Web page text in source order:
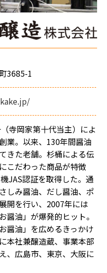
3685-1
寺岡家第十代当主）によ
業。以来、130年間醤油
きた老舗。杉桶による伝
こだわった商品が特徴
JAS認証を取得した。通
しみ醤油、だし醤油、ポ
開を行い、2007年には
醤油」が爆発的ヒット。
醤油」を広めるきっかけ
本社兼醸造蔵、事業本部
、広島市、東京、大阪に